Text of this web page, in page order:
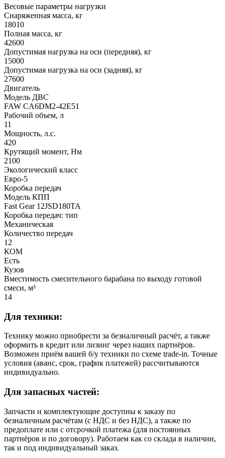
Весовые параметры нагрузки
Снаряженная масса, кг
18010
Полная масса, кг
42600
Допустимая нагрузка на оси (передняя), кг
15000
Допустимая нагрузка на оси (задняя), кг
27600
Двигатель
Модель ДВС
FAW CA6DM2-42E51
Рабочий объем, л
11
Мощность, л.с.
420
Крутящий момент, Нм
2100
Экологический класс
Евро-5
Коробка передач
Модель КПП
Fast Gear 12JSD180TA
Коробка передач: тип
Механическая
Количество передач
12
КОМ
Есть
Кузов
Вместимость смесительного барабана по выходу готовой
смеси, м³
14
Для техники:
Технику можно приобрести за безналичный расчёт, а также
оформить в кредит или лизинг через наших партнёров.
Возможен приём вашей б/у техники по схеме trade-in. Точные
условия (аванс, срок, график платежей) рассчитываются
индивидуально.
Для запасных частей:
Запчасти и комплектующие доступны к заказу по
безналичным расчётам (с НДС и без НДС), а также по
предоплате или с отсрочкой платежа (для постоянных
партнёров и по договору). Работаем как со склада в наличии,
так и под индивидуальный заказ.